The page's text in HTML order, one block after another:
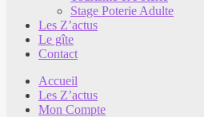
Stage Poterie Adulte
Les Z’actus
Le gîte
Contact
Accueil
Les Z’actus
Mon Compte